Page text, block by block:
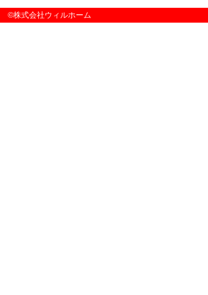
©株式会社ウィルホーム